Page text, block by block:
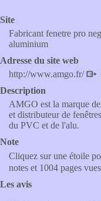
Site
Fabricant fenetre pro
aluminium
Adresse du site web
http://www.amgo.fr/
Description
AMGO est la marque
et distributeur de
du PVC et de l'alu.
Note
Cliquez sur une étoile
notes et 1004 pages
Les avis